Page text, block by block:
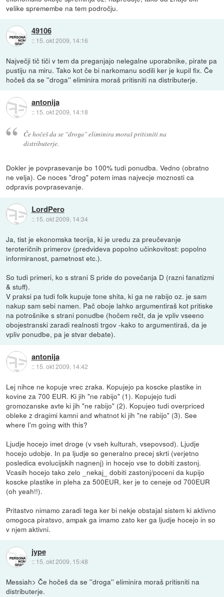
velike spremembe na tem področju.
49106
:: 15. okt 2009, 14:16
Največji tič tiči v tem da preganjajo nelegalne uporabnike, pirate pa
pustiju na miru. Tako kot če bi narkomanu sodili ker je kupil fix. Če
hočeš da se ''droga'' eliminira moraš pritisniti na distributerje.
antonija
:: 15. okt 2009, 14:18
Če hočeš da se ''droga'' eliminira moraš pritisniti na
distributerje.
Dokler je povprasevanje bo 100% tudi ponudba. Vedno (obratno
ne velja). Ce noces "drog" potem imas najvecje moznosti ca
odpravis povprasevanje.
LordPero
:: 15. okt 2009, 14:34
Ja, tist je ekonomska teorija, ki je uredu za preučevanje
teroteričnih primerov (predvideva popolno učinkovitost: popolno
informiranost, pametnost etc.).
So tudi primeri, ko s strani S pride do povečanja D (razni fanatizmi
& stuff).
V praksi pa tudi folk kupuje tone shita, ki ga ne rabijo oz. je sam
nakup sam sebi namen. Pač oboje lahko argumentiraš kot pritiske
na potrošnike s strani ponudbe (hočem rečt, da je vpliv vseeno
obojestranski zaradi realnosti trgov -kako to argumentiraš, da je
vpliv ponudbe, pa je stvar debate).
antonija
:: 15. okt 2009, 14:42
Lej nihce ne kopuje vrec zraka. Kopujejo pa koscke plastike in
kovine za 700 EUR. Ki jih "ne rabijo" (1). Kopujejo tudi
gromozanske avte ki jih "ne rabijo" (2). Kopujeo tudi overpriced
obleke z dragimi kamni and whatnot ki jih "ne rabijo" (3). See
where I'm going with this?
Ljudje hocejo imet droge (v vseh kulturah, vsepovsod). Ljudje
hocejo udobje. In pa ljudje so generalno precej skrti (verjetno
posledica evolucijskih nagnenj) in hocejo vse to dobiti zastonj.
Vcasih hocejo tako zelo _nekaj_ dobiti zastonj/poceni da kupijo
koscke plastike in pleha za 500EUR, ker je to ceneje od 700EUR
(oh yeah!!).
Pritastvo nimamo zaradi tega ker bi nekje obstajal sistem ki aktivno
omogoca piratsvo, ampak ga imamo zato ker ga ljudje hocejo in so
v njem aktivni.
jype
:: 15. okt 2009, 15:48
Messiah> Če hočeš da se ''droga'' eliminira moraš pritisniti na
distributerje.